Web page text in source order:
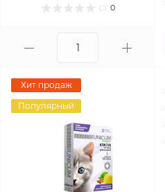
0
Хит продаж
Популярный